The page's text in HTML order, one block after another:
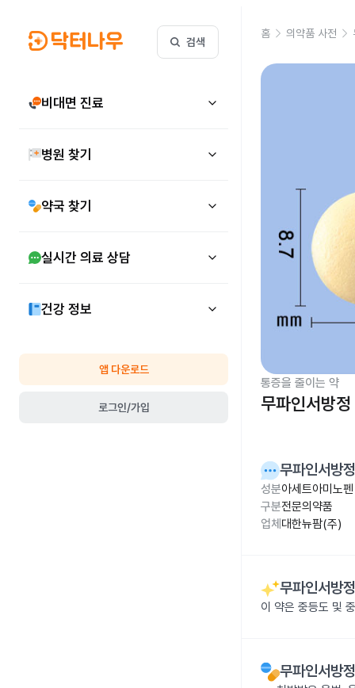
검색
비대면 진료
병원 찾기
약국 찾기
실시간 의료 상담
건강 정보
앱 다운로드
로그인/가입
홈 의약품 사전
통증을 줄이는 약
무파인서방정
무파인서방정
성분아세트아미노
구분전문의약품
업체 대한뉴팜(주)
무파인서방정
이 약은 중등도 및
무파인서방정